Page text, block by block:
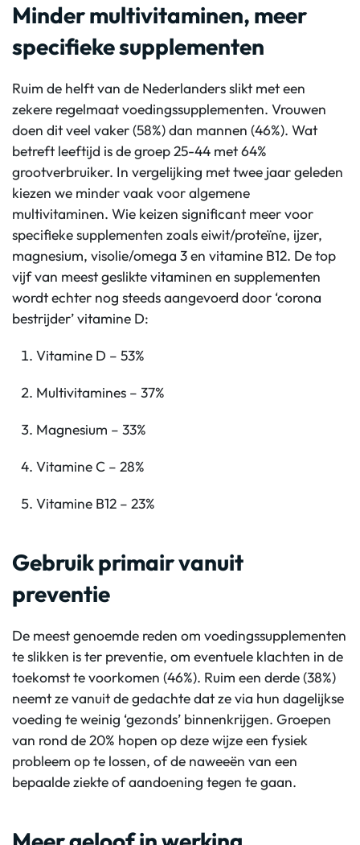
Minder multivitaminen, meer
specifieke supplementen
Ruim de helft van de Nederlanders slikt met een
zekere regelmaat voedingssupplementen. Vrouwen
doen dit veel vaker (58%) dan mannen (46%). Wat
betreft leeftijd is de groep 25-44 met 64%
grootverbruiker. In vergelijking met twee jaar geleden
kiezen we minder vaak voor algemene
multivitaminen. Wie keizen significant meer voor
specifieke supplementen zoals eiwit/proteïne, ijzer,
magnesium, visolie/omega 3 en vitamine B12. De top
vijf van meest geslikte vitaminen en supplementen
wordt echter nog steeds aangevoerd door ‘corona
bestrijder’ vitamine D:
Vitamine D – 53%
Multivitamines – 37%
Magnesium – 33%
Vitamine C – 28%
Vitamine B12 – 23%
Gebruik primair vanuit
preventie
De meest genoemde reden om voedingssupplementen
te slikken is ter preventie, om eventuele klachten in de
toekomst te voorkomen (46%). Ruim een derde (38%)
neemt ze vanuit de gedachte dat ze via hun dagelijkse
voeding te weinig ‘gezonds’ binnenkrijgen. Groepen
van rond de 20% hopen op deze wijze een fysiek
probleem op te lossen, of de naweeën van een
bepaalde ziekte of aandoening tegen te gaan.